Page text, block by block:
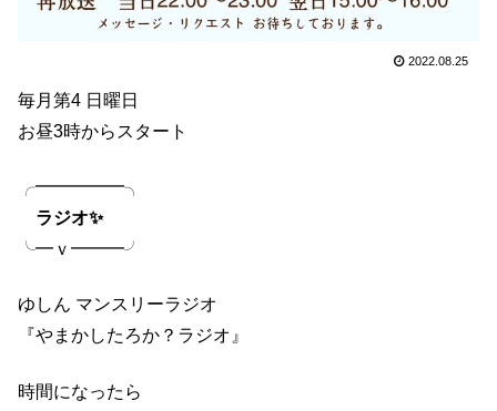
2022.08.25
毎月第4 日曜日
お昼3時からスタート
╭━━━━━╮
ラジオ✨
╰━ｖ━━━╯
ゆしん マンスリーラジオ
『やまかしたろか？ラジオ』
時間になったら